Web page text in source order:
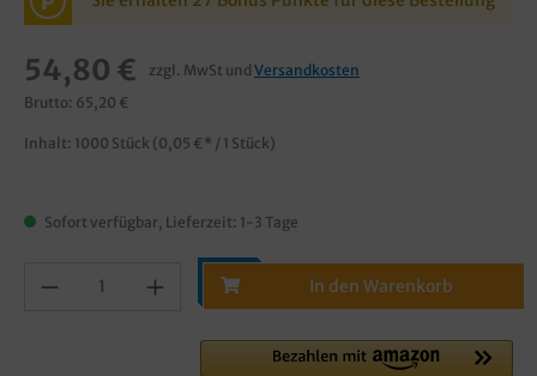
54,80 € zzgl. MwSt und Versandkosten
Brutto: 65,20 €
Inhalt: 1000 Stück (0,05 €* / 1 Stück)
Sofort verfügbar, Lieferzeit: 1-3 Tage
In den Warenkorb